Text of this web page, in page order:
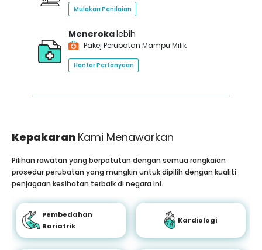
Mulakan Penilaian
Menerokalebih
Pakej Perubatan Mampu Milik
Hantar Pertanyaan
Kepakaran Kami Menawarkan
Pilihan rawatan yang berpatutan dengan semua rangkaian
prosedur perubatan yang mungkin untuk dipilih dengan kualiti
penjagaan kesihatan terbaik di negara ini.
Pembedahan
Bariatrik
Kardiologi